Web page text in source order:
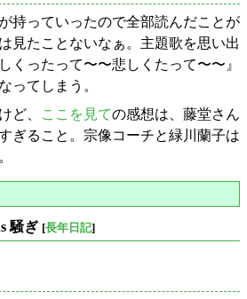
持っていったので全部読んだことが
見たことないなぁ。主題歌を思い出
くったって〜〜悲しくたって〜〜』
ってしまう。
ど、
ここを見ての感想は、藤堂さん
ぎること。宗像コーチと緑川蘭子は
騒ぎ [長年日記]